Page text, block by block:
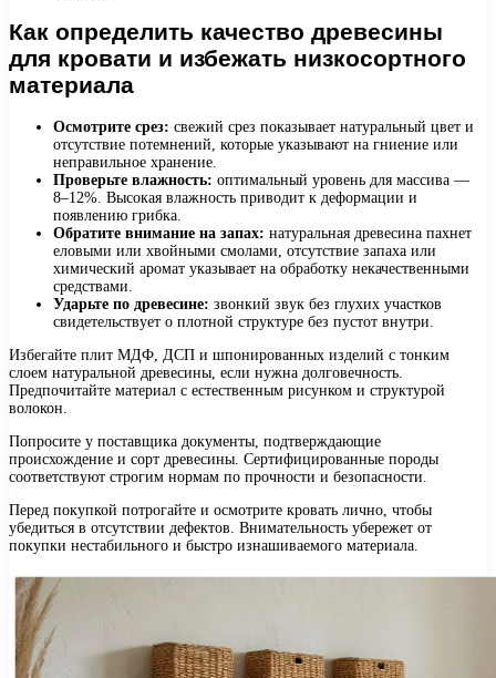
Как определить качество древесины
для кровати и избежать низкосортного
материала
Осмотрите срез: свежий срез показывает натуральный цвет и
отсутствие потемнений, которые указывают на гниение или
неправильное хранение.
Проверьте влажность: оптимальный уровень для массива —
8–12%. Высокая влажность приводит к деформации и
появлению грибка.
Обратите внимание на запах: натуральная древесина пахнет
еловыми или хвойными смолами, отсутствие запаха или
химический аромат указывает на обработку некачественными
средствами.
Ударьте по древесине: звонкий звук без глухих участков
свидетельствует о плотной структуре без пустот внутри.
Избегайте плит МДФ, ДСП и шпонированных изделий с тонким
слоем натуральной древесины, если нужна долговечность.
Предпочитайте материал с естественным рисунком и структурой
волокон.
Попросите у поставщика документы, подтверждающие
происхождение и сорт древесины. Сертифицированные породы
соответствуют строгим нормам по прочности и безопасности.
Перед покупкой потрогайте и осмотрите кровать лично, чтобы
убедиться в отсутствии дефектов. Внимательность убережет от
покупки нестабильного и быстро изнашиваемого материала.